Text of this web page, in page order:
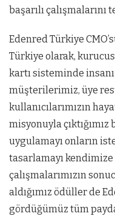
başarılı
Edenred Türkiye
Türkiye olarak,
kartı sisteminde
müşterilerimiz, üye
kullanıcılarımızın
misyonuyla
uygulamayı onların
tasarlamayı
çalışmalarımızın
aldığımız ödüller de
gördüğümüz tüm